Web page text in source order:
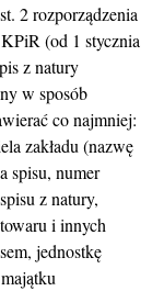
2 rozporządzenia
(od 1 stycznia
z natury
w sposób
co najmniej:
zakładu (nazwę
spisu, numer
z natury,
i innych
jednostkę